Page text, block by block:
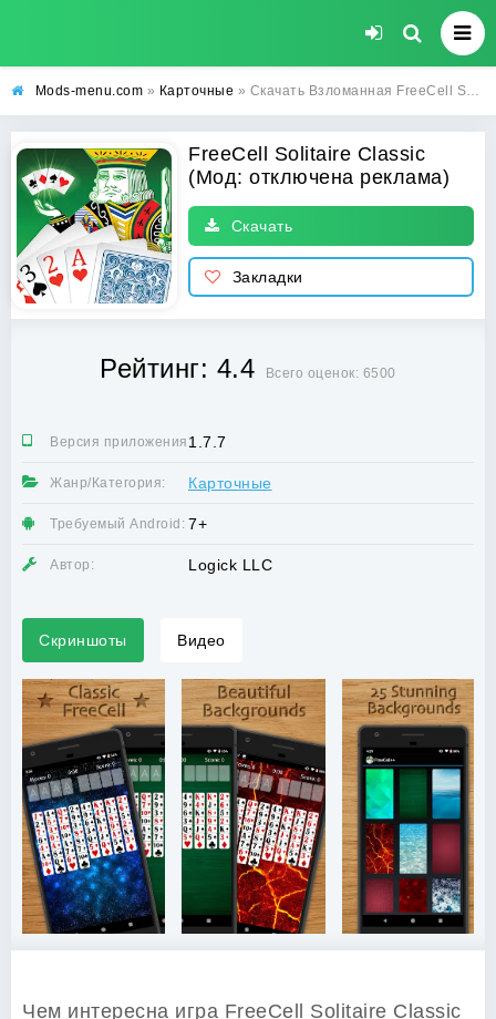
Mods-menu.com » Карточные » Скачать Взломанная FreeCell Solitaire Classic на андроид с отключенной рекламой
FreeCell Solitaire Classic
(Мод: отключена реклама)
Скачать
Закладки
Рейтинг: 4.4 Всего оценок: 6500
Версия приложения:1.7.7
Жанр/Категория: Карточные
Требуемый Android: 7+
Автор: Logick LLC
Скриншоты Видео
Чем интересна игра FreeCell Solitaire Classic